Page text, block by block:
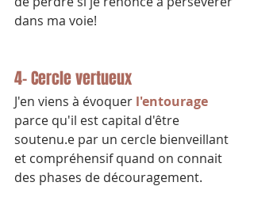
dans ma voie!
4- Cercle vertueux
J'en viens à évoquer l'entourage
parce qu'il est capital d'être
soutenu.e par un cercle bienveillant
et compréhensif quand on connait
des phases de découragement.